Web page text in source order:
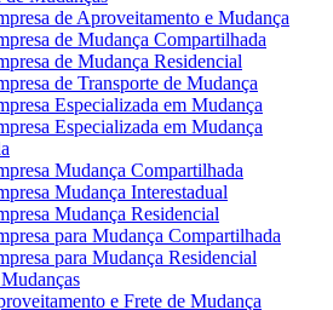
de Aproveitamento e Mudança
de Mudança Compartilhada
de Mudança Residencial
de Transporte de Mudança
Especializada em Mudança
Especializada em Mudança
Mudança Compartilhada
Mudança Interestadual
Mudança Residencial
para Mudança Compartilhada
para Mudança Residencial
e Frete de Mudança